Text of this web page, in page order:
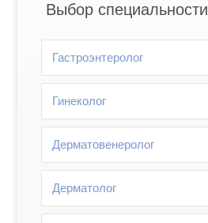
Выбор специальности
Гастроэнтеролог
Гинеколог
Дерматовенеролог
Дерматолог